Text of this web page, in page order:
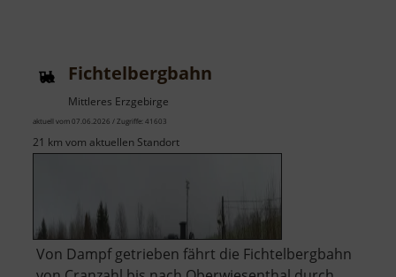
Fichtelbergbahn
Mittleres Erzgebirge
aktuell vom 07.06.2026 / Zugriffe: 41603
21 km vom aktuellen Standort
Von Dampf getrieben fährt die Fichtelbergbahn